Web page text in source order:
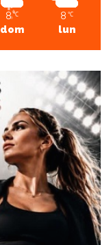
8 ℃
dom
8 ℃
lun